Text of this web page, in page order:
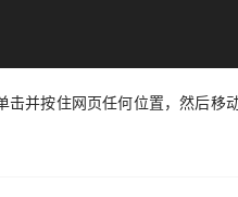
并按住网页任何位置，然后移